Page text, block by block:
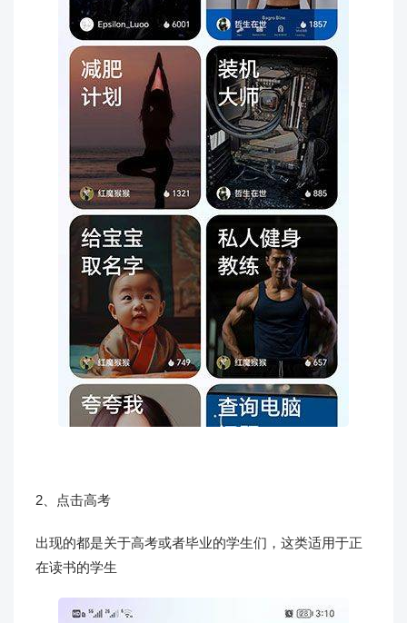
2、点击高考
出现的都是关于高考或者毕业的学生们，这类适用于正
在读书的学生